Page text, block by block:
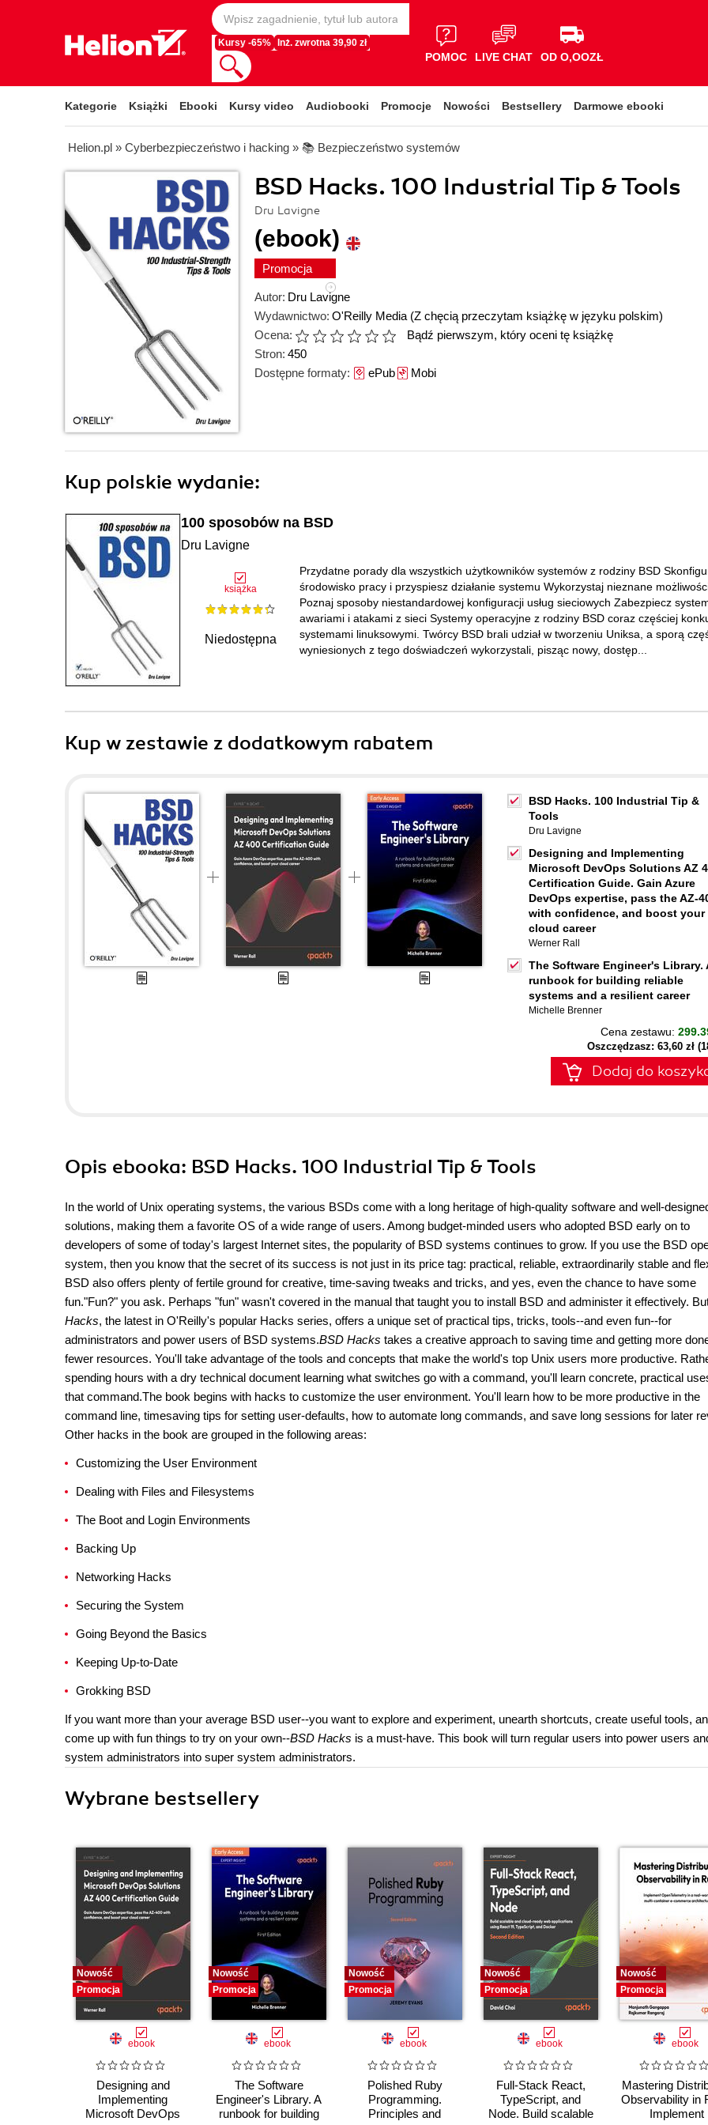
Kursy -65% Inż. zwrotna 39,90 zł
POMOC LIVE CHAT OD O,OOZŁ
Kategorie Książki Ebooki Kursy video Audiobooki Promocje Nowości Bestsellery Darmowe ebooki
Helion.pl » Cyberbezpieczeństwo i hacking » 📚 Bezpieczeństwo systemów
BSD Hacks. 100 Industrial Tip & Tools
Dru Lavigne
(ebook)
Promocja
Autor: Dru Lavigne
Wydawnictwo: O'Reilly Media (Z chęcią przeczytam książkę w języku polskim)
Ocena:
Bądź pierwszym, który oceni tę książkę
Stron: 450
Dostępne formaty: ePubMobi
Kup polskie wydanie:
100 sposobów na BSD
Dru Lavigne
książka
Niedostępna
Przydatne porady dla wszystkich użytkowników systemów z rodziny BSD
środowisko pracy i przyspiesz działanie systemu Wykorzystaj nieznane
Poznaj sposoby niestandardowej konfiguracji usług sieciowych Zabezpiecz
awariami i atakami z sieci Systemy operacyjne z rodziny BSD coraz częściej
systemami linuksowymi. Twórcy BSD brali udział w tworzeniu Uniksa, a sporą
wyniesionych z tego doświadczeń wykorzystali, pisząc nowy, dostęp...
Kup w zestawie z dodatkowym rabatem
BSD Hacks. 100 Industrial Tip &
Tools
Dru Lavigne
Designing and Implementing
Microsoft DevOps Solutions AZ
Certification Guide. Gain Azure
DevOps expertise, pass the AZ-
with confidence, and boost your
cloud career
Werner Rall
The Software Engineer's Library.
runbook for building reliable
systems and a resilient career
Michelle Brenner
Cena zestawu:
Oszczędzasz: 63,60 zł
Dodaj do
Opis ebooka: BSD Hacks. 100 Industrial Tip & Tools
In the world of Unix operating systems, the various BSDs come with a long heritage of high-quality software and well-
solutions, making them a favorite OS of a wide range of users. Among budget-minded users who adopted BSD early on to
developers of some of today's largest Internet sites, the popularity of BSD systems continues to grow. If you use the BSD
system, then you know that the secret of its success is not just in its price tag: practical, reliable, extraordinarily stable and
BSD also offers plenty of fertile ground for creative, time-saving tweaks and tricks, and yes, even the chance to have some
fun."Fun?" you ask. Perhaps "fun" wasn't covered in the manual that taught you to install BSD and administer it effectively.
Hacks, the latest in O'Reilly's popular Hacks series, offers a unique set of practical tips, tricks, tools--and even fun--for
administrators and power users of BSD systems.BSD Hacks takes a creative approach to saving time and getting more
fewer resources. You'll take advantage of the tools and concepts that make the world's top Unix users more productive.
spending hours with a dry technical document learning what switches go with a command, you'll learn concrete, practical
that command.The book begins with hacks to customize the user environment. You'll learn how to be more productive in the
command line, timesaving tips for setting user-defaults, how to automate long commands, and save long sessions for later
Other hacks in the book are grouped in the following areas:
Customizing the User Environment
Dealing with Files and Filesystems
The Boot and Login Environments
Backing Up
Networking Hacks
Securing the System
Going Beyond the Basics
Keeping Up-to-Date
Grokking BSD
If you want more than your average BSD user--you want to explore and experiment, unearth shortcuts, create useful tools,
come up with fun things to try on your own--BSD Hacks is a must-have. This book will turn regular users into power users
system administrators into super system administrators.
Wybrane bestsellery
Nowość
Promocja
ebook
Designing and
Implementing
Microsoft DevOps
Nowość
Promocja
ebook
The Software
Engineer's Library. A
runbook for building
Nowość
Promocja
ebook
Polished Ruby
Programming.
Principles and
Nowość
Promocja
ebook
Full-Stack React,
TypeScript, and
Node. Build scalable
Nowość
Promocja
ebook
Mastering
Observability in
Implement